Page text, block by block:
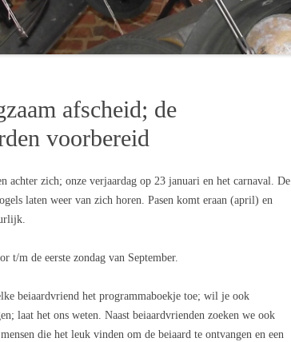
2017
2018
afscheid; de
voorbereid
achter zich; onze verjaardag op 23 januari en het carnaval. De
laten weer van zich horen. Pasen komt eraan (april) en
t/m de eerste zondag van September.
beiaardvriend het programmaboekje toe; wil je ook
laat het ons weten. Naast beiaardvrienden zoeken we ook
die het leuk vinden om de beiaard te ontvangen en een